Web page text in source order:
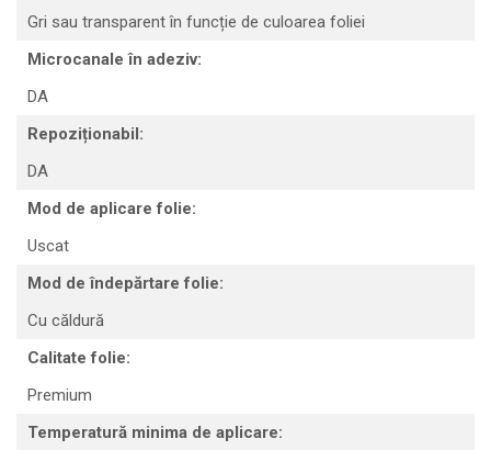
Gri sau transparent în funcție de culoarea foliei
Microcanale în adeziv:
DA
Repoziționabil:
DA
Mod de aplicare folie:
Uscat
Mod de îndepărtare folie:
Cu căldură
Calitate folie:
Premium
Temperatură minima de aplicare: